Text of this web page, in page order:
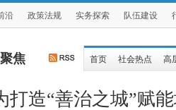
沿 政策法规 实务探索 队伍建设
焦 首页 社会热点 高
打造“善治之城”赋